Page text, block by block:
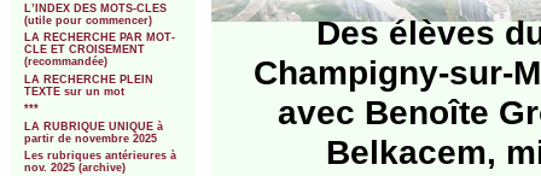
L’INDEX DES MOTS-CLES
(utile pour commencer)
LA RECHERCHE PAR MOT-
CLE ET CROISEMENT
(recommandée)
LA RECHERCHE PLEIN
TEXTE sur un mot
***
LA RUBRIQUE UNIQUE à
partir de novembre 2025
Les rubriques antérieures à
nov. 2025 (archive)
Des élèves
Champigny-sur-
avec Benoîte
Belkacem,